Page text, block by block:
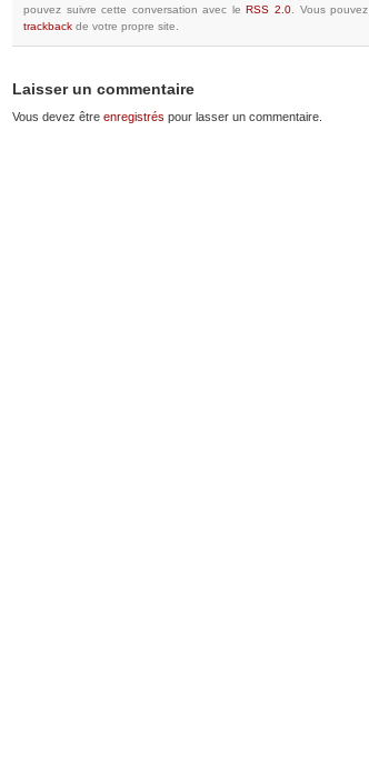
pouvez suivre cette conversation avec le RSS 2.0 Vous pouvez
trackback de votre propre site.
Laisser un commentaire
Vous devez être enregistrés pour lasser un commentaire.